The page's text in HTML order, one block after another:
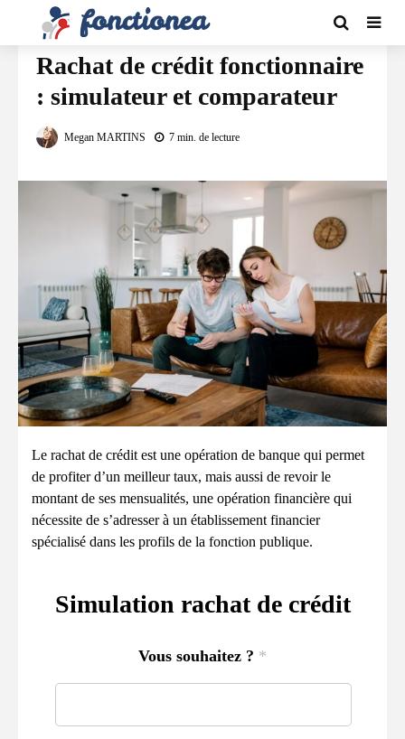
FINANCEMENT
Rachat de crédit fonctionnaire
: simulateur et comparateur
Megan MARTINS 7 min. de lecture
Le rachat de crédit est une opération de banque qui permet
de profiter d’un meilleur taux, mais aussi de revoir le
montant de ses mensualités, une opération financière qui
nécessite de s’adresser à un établissement financier
spécialisé dans les profils de la fonction publique.
Simulation rachat de crédit
Vous souhaitez ? *